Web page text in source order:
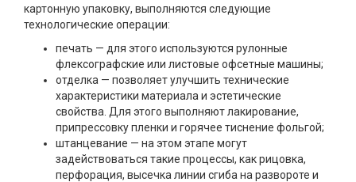
картонную упаковку, выполняются следующие
технологические операции:
печать — для этого используются рулонные
флексографские или листовые офсетные машины;
отделка — позволяет улучшить технические
характеристики материала и эстетические
свойства. Для этого выполняют лакирование,
припрессовку пленки и горячее тиснение фольгой;
штанцевание — на этом этапе могут
задействоваться такие процессы, как рицовка,
перфорация, высечка линии сгиба на развороте и